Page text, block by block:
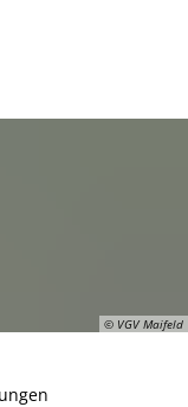
© VGV Maifeld